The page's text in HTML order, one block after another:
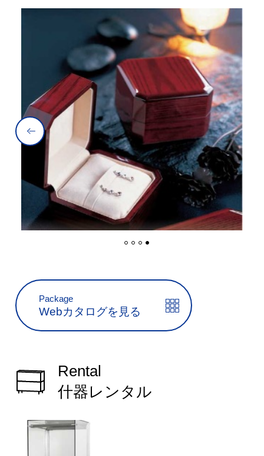
Package
Webカタログを見る
Rental
什器レンタル